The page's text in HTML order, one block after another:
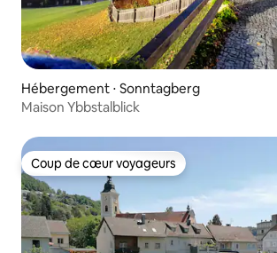
Hébergement ⋅ Sonntagberg
Maison Ybbstalblick
Coup de cœur voyageurs
Coup de cœur voyageurs